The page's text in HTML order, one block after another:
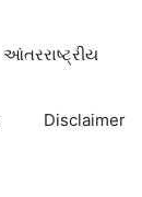
આંતરરાષ્ટ્રીય
Disclaimer